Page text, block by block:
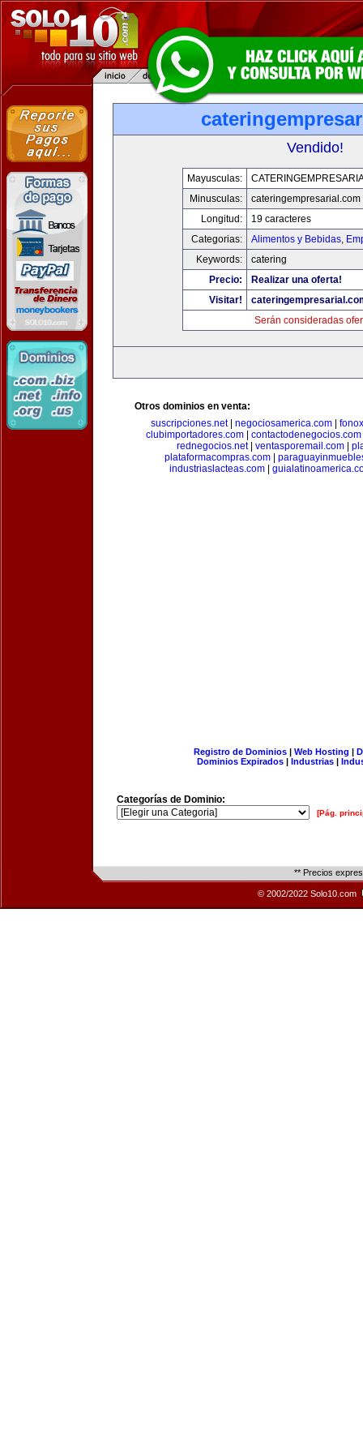
Vendido!
Mayusculas:
Minusculas:
cateringempresarial.com
Longitud:
19 caracteres
Categorias:
Alimentos y Bebidas,
Keywords:
catering
Precio:
Realizar una oferta!
Visitar!
Serán consideradas
Otros dominios en venta:
suscripciones.net| negociosamerica.com|
clubimportadores.com
contactodenegocios.com
rednegocios.net| ventasporemail.com
plataformacompras.com
industriaslacteas.com
Registro de Dominios| Web Hosting |
Dominios Expirados | Industrias |
Categorías de Dominio:
[Pág.
** Precios
© 2002/2022 Solo10.com